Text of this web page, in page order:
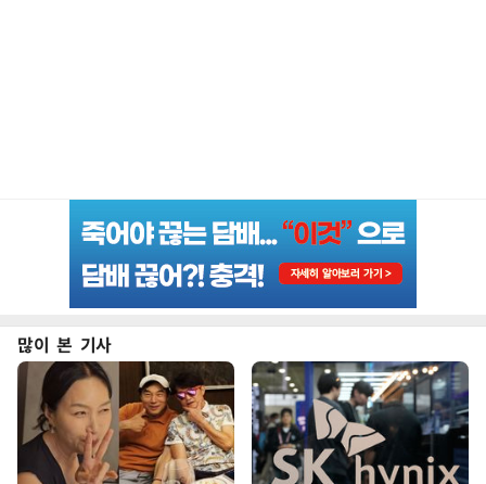
많이 본 기사